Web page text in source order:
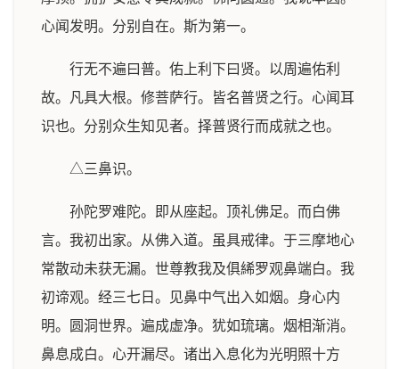
心闻发明。分别自在。斯为第一。
行无不遍曰普。佑上利下曰贤。以周遍佑利
故。凡具大根。修菩萨行。皆名普贤之行。心闻耳
识也。分别众生知见者。择普贤行而成就之也。
△三鼻识。
孙陀罗难陀。即从座起。顶礼佛足。而白佛
言。我初出家。从佛入道。虽具戒律。于三摩地心
常散动未获无漏。世尊教我及俱絺罗观鼻端白。我
初谛观。经三七日。见鼻中气出入如烟。身心内
明。圆洞世界。遍成虚净。犹如琉璃。烟相渐消。
鼻息成白。心开漏尽。诸出入息化为光明照十方